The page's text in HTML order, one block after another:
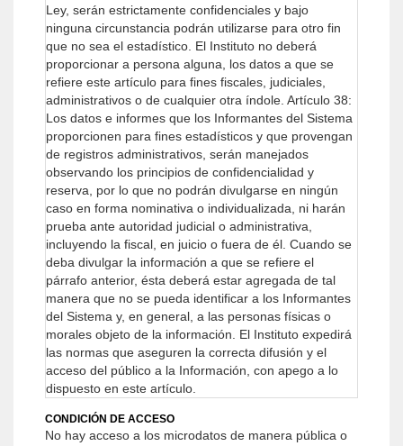
Ley, serán estrictamente confidenciales y bajo
ninguna circunstancia podrán utilizarse para otro fin
que no sea el estadístico. El Instituto no deberá
proporcionar a persona alguna, los datos a que se
refiere este artículo para fines fiscales, judiciales,
administrativos o de cualquier otra índole. Artículo 38:
Los datos e informes que los Informantes del Sistema
proporcionen para fines estadísticos y que provengan
de registros administrativos, serán manejados
observando los principios de confidencialidad y
reserva, por lo que no podrán divulgarse en ningún
caso en forma nominativa o individualizada, ni harán
prueba ante autoridad judicial o administrativa,
incluyendo la fiscal, en juicio o fuera de él. Cuando se
deba divulgar la información a que se refiere el
párrafo anterior, ésta deberá estar agregada de tal
manera que no se pueda identificar a los Informantes
del Sistema y, en general, a las personas físicas o
morales objeto de la información.
El Instituto expedirá
las normas que aseguren la correcta difusión y el
acceso del público a la Información, con apego a lo
dispuesto en este artículo.
CONDICIÓN DE ACCESO
No hay acceso a los microdatos de manera pública o